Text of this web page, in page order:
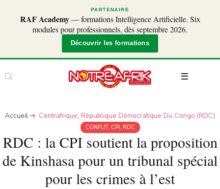
PARTENAIRE
RAF Academy— formations Intelligence Artificielle. Six
modules pour professionnels, dès septembre 2026.
Découvrir les formations
Accueil Centrafrique, République Démocratique Du Congo (RDC)
CONFLIT, CPI, RDC
RDC : la CPI soutient la proposition
de Kinshasa pour un tribunal spécial
pour les crimes à l’est